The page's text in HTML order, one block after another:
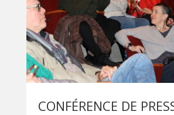
CONFÉRENCE DE